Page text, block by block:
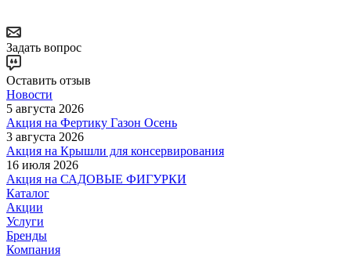
Задать вопрос
Оставить отзыв
Новости
5 августа 2026
Акция на Фертику Газон Осень
3 августа 2026
Акция на Крышли для консервирования
16 июля 2026
Акция на САДОВЫЕ ФИГУРКИ
Каталог
Акции
Услуги
Бренды
Компания